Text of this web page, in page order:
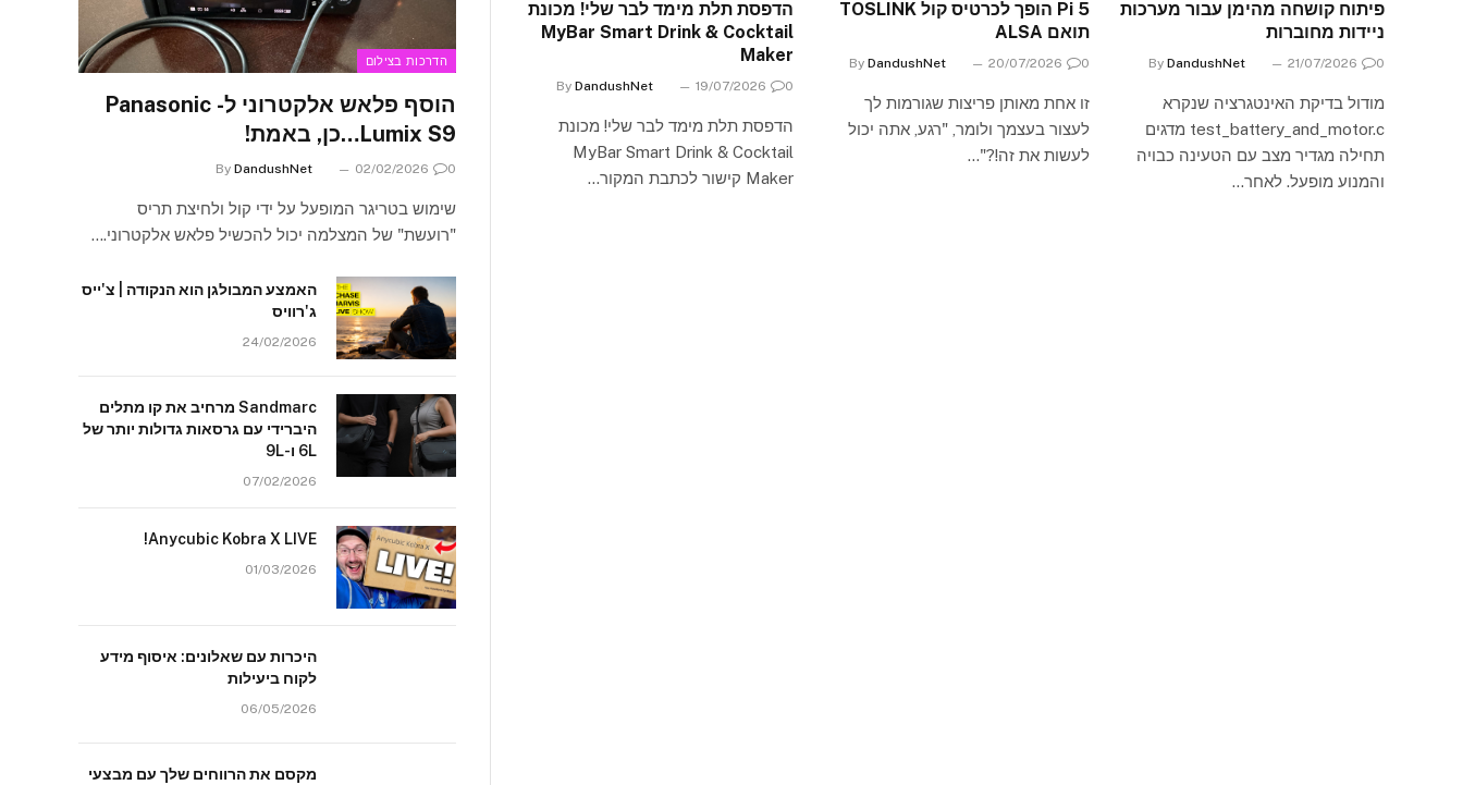
פיתוח קושחה מהימן עבור מערכות
ניידות מחוברות
By DandushNet 21/07/2026 0
מודול בדיקת האינטגרציה שנקרא
test_battery_and_motor.c מדגים
תחילה מגדיר מצב עם הטעינה כבויה
והמנוע מופעל. לאחר…
Pi 5 הופך לכרטיס קול TOSLINK
תואם ALSA
By DandushNet 20/07/2026 0
זו אחת מאותן פריצות שגורמות לך
לעצור בעצמך ולומר, "רגע, אתה יכול
לעשות את זה!?"…
הדפסת תלת מימד לבר שלי! מכונת
MyBar Smart Drink & Cocktail
Maker
By DandushNet 19/07/2026 0
הדפסת תלת מימד לבר שלי! מכונת
MyBar Smart Drink & Cocktail
Maker קישור לכתבת המקור…
הדרכות בצילום
הוסף פלאש אלקטרוני ל- Panasonic
Lumix S9…כן, באמת!
By DandushNet 02/02/2026 0
שימוש בטריגר המופעל על ידי קול ולחיצת תריס
"רועשת" של המצלמה יכול להכשיל פלאש אלקטרוני.…
האמצע המבולגן הוא הנקודה | צ'ייס
ג'רוויס
24/02/2026
Sandmarc מרחיב את קו מתלים
היברידי עם גרסאות גדולות יותר של
6L ו-9L
07/02/2026
Anycubic Kobra X LIVE!
01/03/2026
היכרות עם שאלונים: איסוף מידע
לקוח ביעילות
06/05/2026
מקסם את הרווחים שלך עם מבצעי